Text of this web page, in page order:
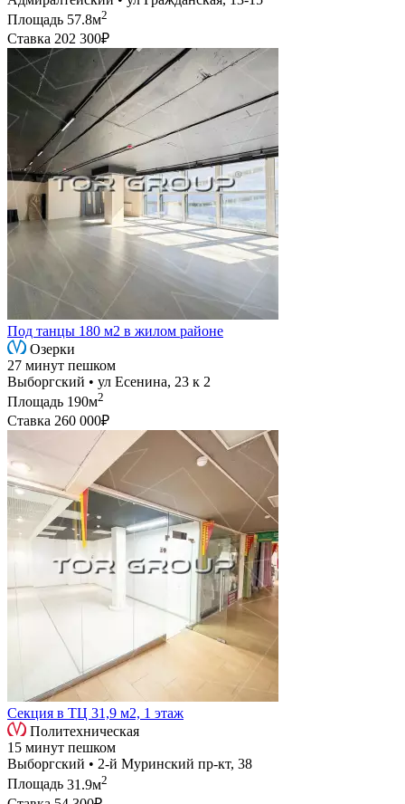
Площадь 57.8м2
Ставка 202 300₽
Под танцы 180 м2 в жилом районе
Озерки
27 минут пешком
Выборгский • ул Есенина, 23 к 2
Площадь 190м2
Ставка 260 000₽
Секция в ТЦ 31,9 м2, 1 этаж
Политехническая
15 минут пешком
Выборгский • 2-й Муринский пр-кт, 38
Площадь 31.9м2